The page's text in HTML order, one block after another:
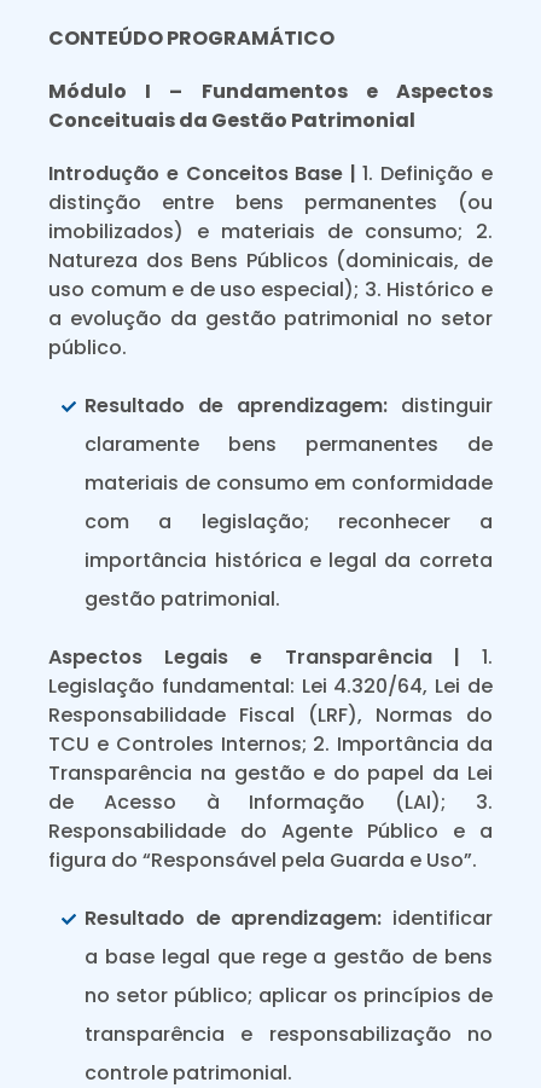
CONTEÚDO PROGRAMÁTICO
Módulo I – Fundamentos e Aspectos
Conceituais da Gestão Patrimonial
Introdução e Conceitos Base | 1. Definição e
distinção entre bens permanentes (ou
imobilizados) e materiais de consumo; 2.
Natureza dos Bens Públicos (dominicais, de
uso comum e de uso especial); 3. Histórico e
a evolução da gestão patrimonial no setor
público.
Resultado de aprendizagem: distinguir
claramente bens permanentes de
materiais de consumo em conformidade
com a legislação; reconhecer a
importância histórica e legal da correta
gestão patrimonial.
Aspectos Legais e Transparência | 1.
Legislação fundamental: Lei 4.320/64, Lei de
Responsabilidade Fiscal (LRF), Normas do
TCU e Controles Internos; 2. Importância da
Transparência na gestão e do papel da Lei
de Acesso à Informação (LAI); 3.
Responsabilidade do Agente Público e a
figura do “Responsável pela Guarda e Uso”.
Resultado de aprendizagem: identificar
a base legal que rege a gestão de bens
no setor público; aplicar os princípios de
transparência e responsabilização no
controle patrimonial.